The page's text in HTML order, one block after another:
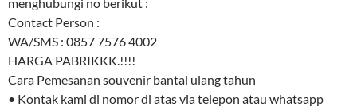
Contact Person :
WA/SMS : 0857 7576 4002
HARGA PABRIKKK.!!!!
Cara Pemesanan souvenir bantal ulang tahun
• Kontak kami di nomor di atas via telepon atau whatsapp